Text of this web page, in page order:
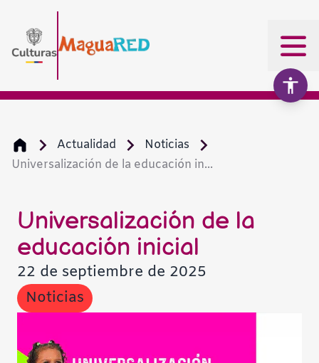
Actualidad
Noticias
Universalización de la educación in...
Universalización de la
educación inicial
22 de septiembre de 2025
Noticias
Aumentar texto
Escala de grises